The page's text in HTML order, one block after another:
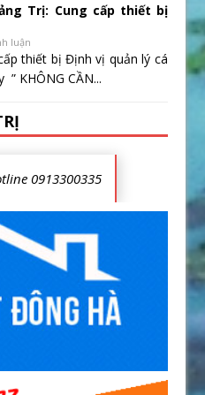
Trị: Cung cấp thiết bị
luận
thiết bị Định vị quản lý cá
KHÔNG CẦN...
0913300335